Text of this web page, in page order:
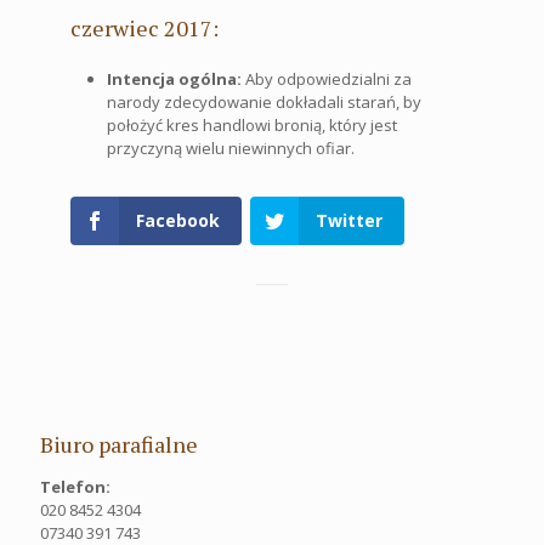
czerwiec 2017:
Intencja ogólna: Aby odpowiedzialni za
narody zdecydowanie dokładali starań, by
położyć kres handlowi bronią, który jest
przyczyną wielu niewinnych ofiar.
Facebook Twitter
Biuro parafialne
Telefon:
020 8452 4304
07340 391 743